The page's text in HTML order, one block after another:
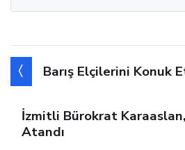
Barış Elçilerini Konuk
İzmitli Bürokrat
Atandı